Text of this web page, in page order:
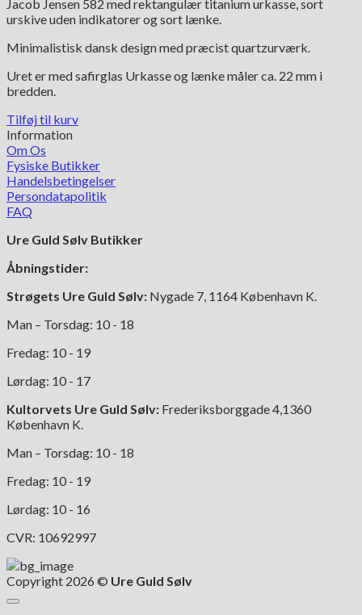
pris
var:
pris
er:
Jacob Jensen 582 med rektangulær titanium urkasse, sort
urskive uden indikatorer og sort lænke.
Minimalistisk dansk design med præcist quartzurværk.
Uret er med safirglas Urkasse og lænke måler ca. 22 mm i
bredden.
Tilføj til kurv
Information
Om Os
Fysiske Butikker
Handelsbetingelser
Persondatapolitik
FAQ
Ure Guld Sølv Butikker
Åbningstider:
Strøgets Ure Guld Sølv: Nygade 7, 1164 København K.
Man – Torsdag: 10 - 18
Fredag: 10 - 19
Lørdag: 10 - 17
Kultorvets Ure Guld Sølv: Frederiksborggade 4,1360
København K.
Man – Torsdag: 10 - 18
Fredag: 10 - 19
Lørdag: 10 - 16
CVR: 10692997
Copyright 2026 © Ure Guld Sølv